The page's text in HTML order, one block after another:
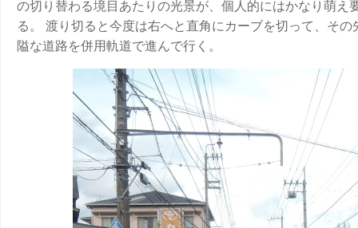
の切り替わる境目あたりの光景が、個人的にはかなり萌え
る。 渡り切ると今度は右へと直角にカーブを切って、その
隘な道路を併用軌道で進んで行く。